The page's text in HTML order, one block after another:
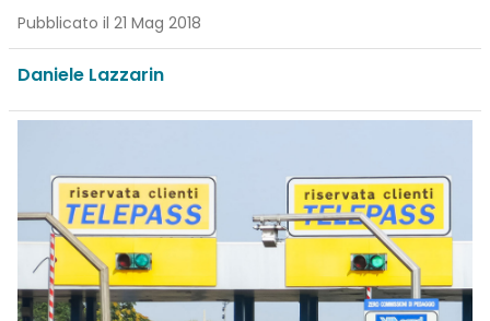
Pubblicato il 21 Mag 2018
Daniele Lazzarin